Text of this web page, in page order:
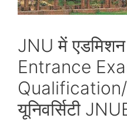
JNU में
Entrance
Qualification/
यूनिवर्सिटी